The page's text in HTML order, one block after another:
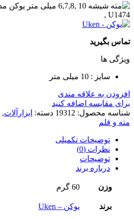
تماس بگیرید
ویژگی ها
سایز : 10 میلی متر
افزودن به علاقه مندی
برای مقایسه اضافه کنید
شناسه محصول: 19312 دسته: ابزارآلات,
مته و قلم
توضیحات تکمیلی
نظرات (0)
توضیحات
درباره برند
وزن 60 گرم
برند یوکن – Uken